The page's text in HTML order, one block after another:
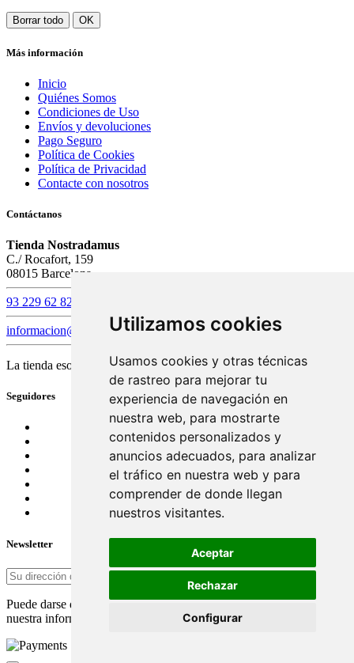
Utilizamos cookies
Usamos cookies y otras técnicas
de rastreo para mejorar tu
experiencia de navegación en
nuestra web, para mostrarte
contenidos personalizados y
anuncios adecuados, para analizar
el tráfico en nuestra web y para
comprender de donde llegan
nuestros visitantes.
Aceptar
Rechazar
Configurar
Borrar todo OK
Más información
Inicio
Quiénes Somos
Condiciones de Uso
Envíos y devoluciones
Pago Seguro
Política de Cookies
Política de Privacidad
Contacte con nosotros
Contáctanos
Tienda Nostradamus
C./ Rocafort, 159
08015 Barcelona
93 229 62 82
informacion@tiendanostradamus.com
La tienda esotérica y de tarots
Seguidores
Newsletter
Puede darse de baja en cualquier momento. Para ello, consulte
nuestra información de contacto en el aviso legal.